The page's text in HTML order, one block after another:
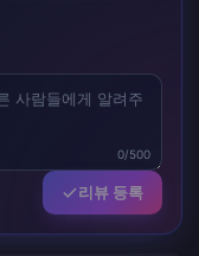
0/500
리뷰 등록